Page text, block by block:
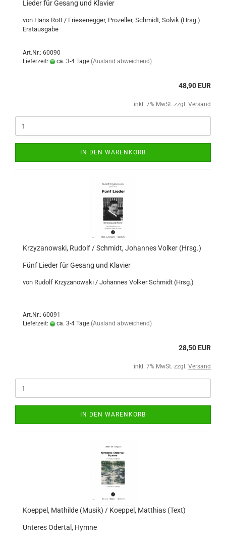
Lieder für Gesang und Klavier
von Hans Rott / Friesenegger, Prozeller, Schmidt, Solvik (Hrsg.)
Erstausgabe
Art.Nr.: 60090
Lieferzeit:
ca. 3-4 Tage (Ausland abweichend)
48,90 EUR
inkl. 7% MwSt. zzgl. Versand
IN DEN WARENKORB
Krzyzanowski, Rudolf / Schmidt, Johannes Volker (Hrsg.)
Fünf Lieder für Gesang und Klavier
von Rudolf Krzyzanowski / Johannes Volker Schmidt (Hrsg.)
Art.Nr.: 60091
Lieferzeit:
ca. 3-4 Tage (Ausland abweichend)
28,50 EUR
inkl. 7% MwSt. zzgl. Versand
IN DEN WARENKORB
Koeppel, Mathilde (Musik) / Koeppel, Matthias (Text)
Unteres Odertal, Hymne